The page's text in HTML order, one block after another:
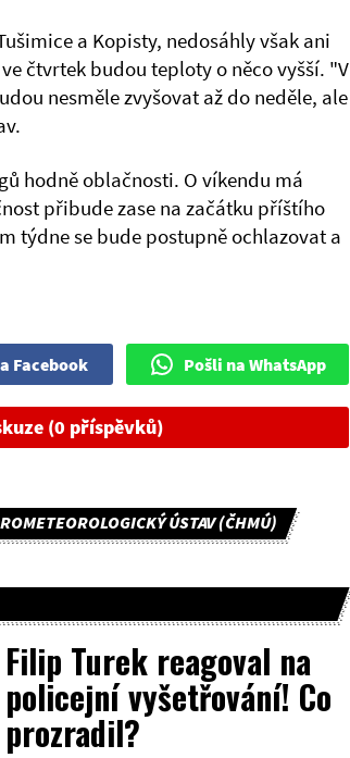
a Kopisty, nedosáhly však ani
čtvrtek budou teploty o něco vyšší. "V
nesměle zvyšovat až do neděle, ale
hodně oblačnosti. O víkendu má
přibude zase na začátku příštího
týdne se bude postupně ochlazovat a
Facebook Pošli na WhatsApp
(0 příspěvků)
ÚSTAV (ČHMÚ)
Filip Turek reagoval na
policejní vyšetřování! Co
prozradil?